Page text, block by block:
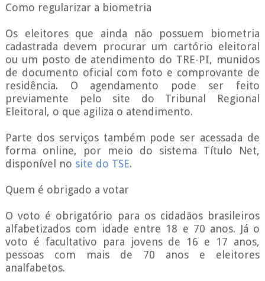
Como regularizar a biometria
Os eleitores que ainda não possuem biometria
cadastrada devem procurar um cartório eleitoral
ou um posto de atendimento do TRE-PI, munidos
de documento oficial com foto e comprovante de
residência. O agendamento pode ser feito
previamente pelo site do Tribunal Regional
Eleitoral, o que agiliza o atendimento.
Parte dos serviços também pode ser acessada de
forma online, por meio do sistema Título Net,
disponível no site do TSE.
Quem é obrigado a votar
O voto é obrigatório para os cidadãos brasileiros
alfabetizados com idade entre 18 e 70 anos. Já o
voto é facultativo para jovens de 16 e 17 anos,
pessoas com mais de 70 anos e eleitores
analfabetos.